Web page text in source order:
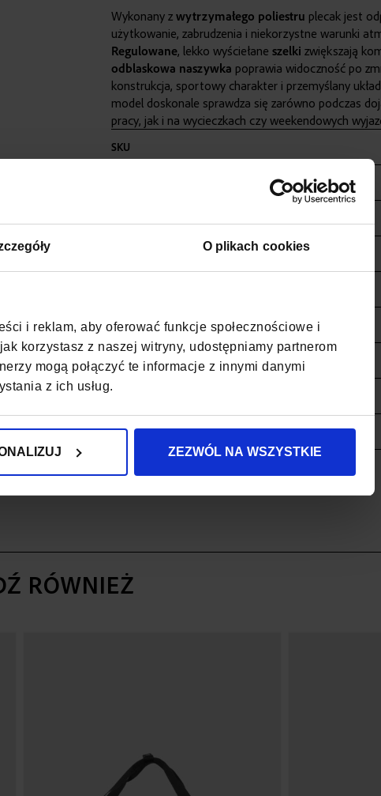
O plikach cookies
i reklam, aby oferować funkcje społecznościowe i
korzystasz z naszej witryny, udostępniamy partnerom
mogą połączyć te informacje z innymi danymi
z ich usług.
ZEZWÓL NA WSZYSTKIE
Wykonany z wytrzymałego poliestru plecak jest
użytkowanie, zabrudzenia i niekorzystne warunki
Regulowane, lekko wyściełane szelki zwiększają
odblaskowa naszywka poprawia widoczność po
konstrukcja, sportowy charakter i przemyślany
model doskonale sprawdza się zarówno podczas
pracy, jak i na wycieczkach czy weekendowych
informacji
SKU
KOD EAN
MIEŚCI FORMAT A4
WODOODPORNOŚĆ
RÓWNIEŻ